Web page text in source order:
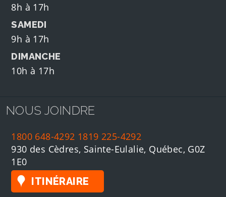
8h à 17h
SAMEDI
9h à 17h
DIMANCHE
10h à 17h
NOUS JOINDRE
1800 648-4292 1819 225-4292
930 des Cèdres, Sainte-Eulalie, Québec, G0Z
1E0
ITINÉRAIRE